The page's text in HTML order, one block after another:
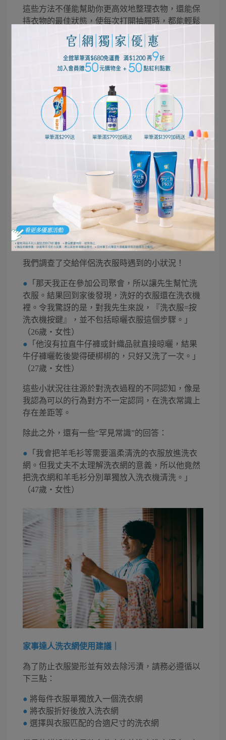
這些方法不僅能幫助你更高效地整理衣物，還能保
持衣物的最佳狀態，使每次打開抽屜時，都能輕鬆
找到所需的衣物。
你是這樣洗衣服的嗎？交給伴侶洗衣服的小狀況篇
正如我們先前提到的，洗衣服的方式和喜好因人而
異。當你請伴侶幫忙洗衣服時，結果可能會出乎意
料……這樣的情況，相信許多人都經歷過。
我們調查了交給伴侶洗衣服時遇到的小狀況！
● 「那天我正在參加公司聚會，所以讓先生幫忙洗
衣服。結果回到家後發現，洗好的衣服還在洗衣機
裡。令我驚訝的是，對我先生來說，『洗衣服=按
洗衣機按鍵』，並不包括晾曬衣服這個步驟。」
（26歲・女性）
● 「他沒有拉直牛仔褲或針織品就直接晾曬，結果
牛仔褲曬乾後變得硬梆梆的，只好又洗了一次。」
（27歲・女性）
這些小狀況往往源於對洗衣過程的不同認知，像是
我認為可以的行為對方不一定認同，在洗衣常識上
存在差距等。
除此之外，還有一些“罕見常識”的回答：
● 「我會把羊毛衫等需要溫柔清洗的衣服放進洗衣
網。但我丈夫不太理解洗衣網的意義，所以他竟然
把洗衣網和羊毛衫分別單獨放入洗衣機清洗。」
（47歲・女性）
家事達人洗衣網使用建議｜
為了防止衣服變形並有效去除污漬，請務必遵循以
下三點：
● 將每件衣服單獨放入一個洗衣網
● 將衣服折好後放入洗衣網
● 選擇與衣服匹配的合適尺寸的洗衣網